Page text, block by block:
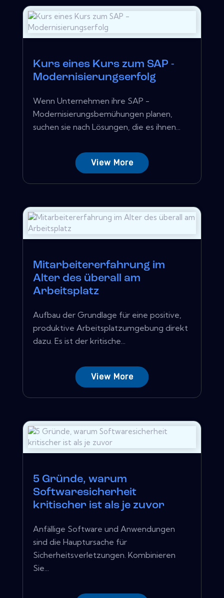
Kurs eines Kurs zum SAP -
Modernisierungserfolg
Wenn Unternehmen ihre SAP -
Modernisierungsbemühungen planen,
suchen sie nach Lösungen, die es ihnen...
View More
Mitarbeitererfahrung im
Alter des überall am
Arbeitsplatz
Aufbau der Grundlage für eine positive,
produktive Arbeitsplatzumgebung direkt
dazu. Es ist der kritische...
View More
5 Gründe, warum
Softwaresicherheit
kritischer ist als je zuvor
Anfällige Software und Anwendungen
sind die Hauptursache für
Sicherheitsverletzungen. Kombinieren
Sie...